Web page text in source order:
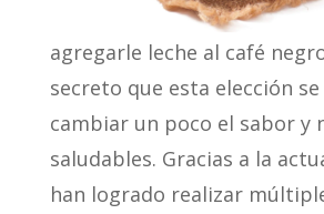
agregarle leche al café
secreto que esta elección
cambiar un poco el sabor y
saludables. Gracias a la
han logrado realizar